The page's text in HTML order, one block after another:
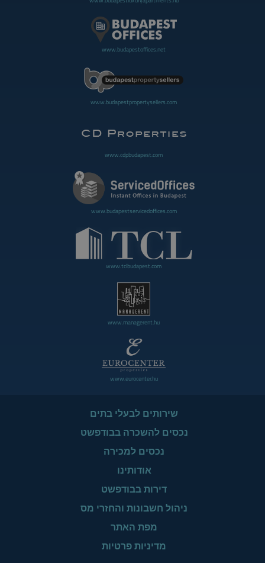
www.budapestoffices.net
www.budapestpropertysellers.com
www.cdpbudapest.com
www.budapestservicedoffices.com
www.tclbudapest.com
www.managerent.hu
www.eurocenter.hu
שירותים לבעלי בתים
נכסים להשכרה בבודפשט
נכסים למכירה
אודותינו
דירות בבודפשט
ניהול חשבונות והחזרי מס
מפת האתר
מדיניות פרטיות